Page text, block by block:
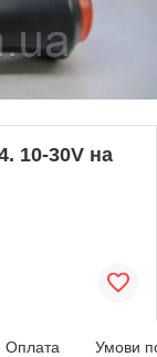
10-30V на
Оплата Умови